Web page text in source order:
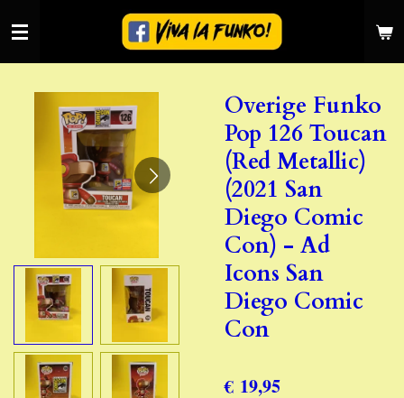
direct
naar
hoofdinhoud
Overige Funko
Pop 126 Toucan
(Red Metallic)
(2021 San
Diego Comic
Con) - Ad
Icons San
Diego Comic
Con
€ 19,95